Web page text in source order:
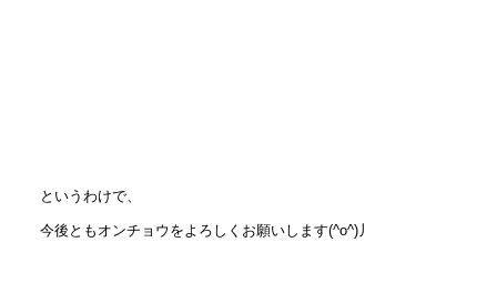
というわけで、
今後ともオンチョウをよろしくお願いします(^o^)丿